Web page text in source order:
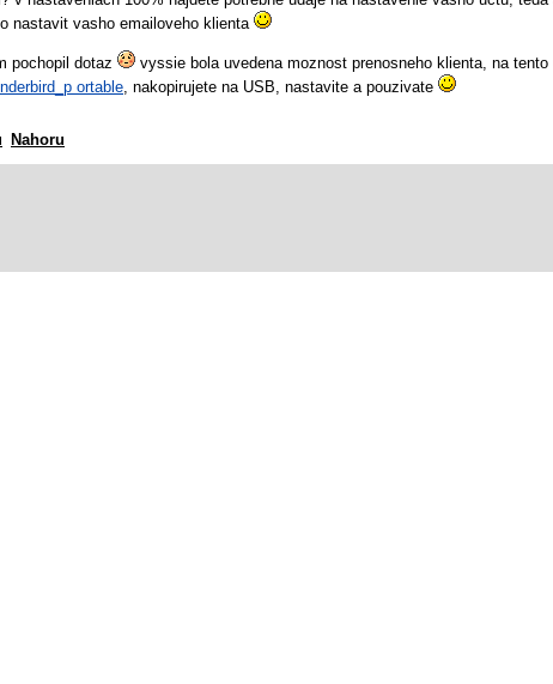
nastavit vasho emailoveho klienta
pochopil dotaz
vyssie bola uvedena moznost prenosneho klienta, na
ortable , nakopirujete na USB, nastavite a pouzivate
Nahoru